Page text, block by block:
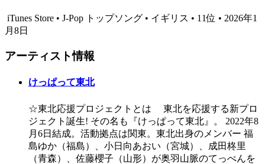
iTunes Store • J-Pop トップソング • イギリス • 11位 • 2026年1
月8日
アーティスト情報
けっぱって東北
☆東北応援プロジェクトとは 東北を応援する新プロ
ジェクト誕生! その名も『けっぱって東北』。 2022年8
月6日結成。活動拠点は関東。東北出身のメンバー 福
島ゆか（福島）、小日向あおい（宮城）、成田柊里
（青森）、佐藤櫻子（山形）が奥羽山脈のてっぺんを